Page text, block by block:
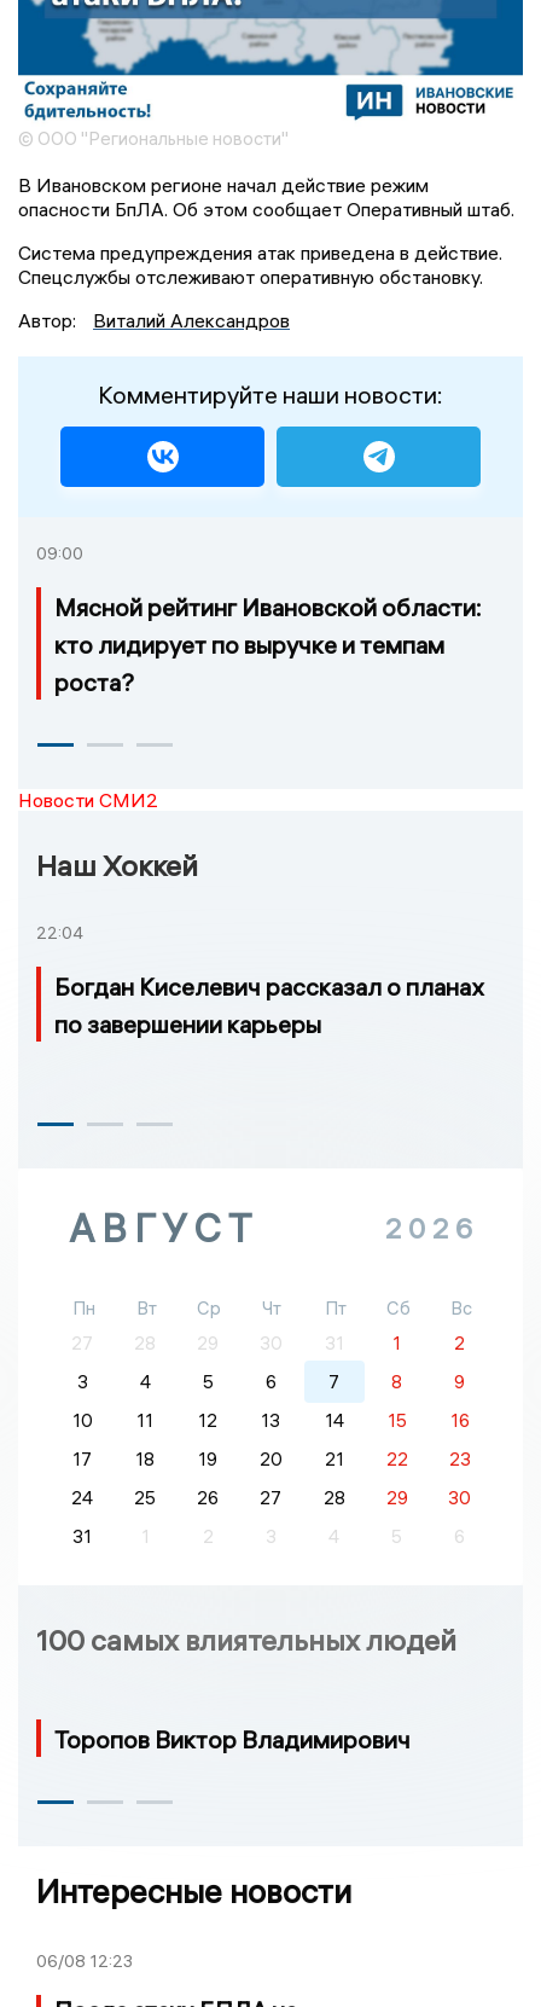
© ООО "Региональные новости"
В Ивановском регионе начал действие режим
опасности БпЛА. Об этом сообщает Оперативный штаб.
Система предупреждения атак приведена в действие.
Спецслужбы отслеживают оперативную обстановку.
Автор:
Виталий Александров
Комментируйте наши новости:
09:00
Мясной рейтинг Ивановской области:
кто лидирует по выручке и темпам
роста?
Новости СМИ2
Наш Хоккей
22:04
Богдан Киселевич рассказал о планах
по завершении карьеры
АВГУСТ 2026
Пн Вт Ср Чт Пт Сб
Вс
27
28 29 30 31 1
2
3
4 5 6 7 8
9
10
11 12 13 14 15
16
17
18 19 20 21 22
23
24
25 26 27 28 29
30
31
1 2 3 4 5 6
100 самых влиятельных людей
Торопов Виктор Владимирович
Интересные новости
06/08 12:23